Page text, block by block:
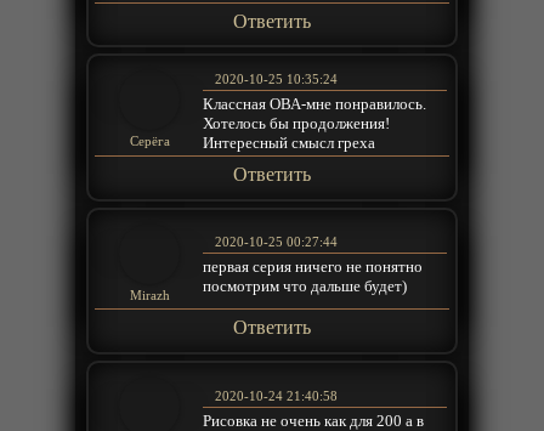
Ответить
Серёга
2020-10-25 10:35:24
Классная ОВА-мне понравилось.
Хотелось бы продолжения!
Интересный смысл греха
Ответить
Mirazh
2020-10-25 00:27:44
первая серия ничего не понятно
посмотрим что дальше будет)
Ответить
2020-10-24 21:40:58
Рисовка не очень как для 200 а в